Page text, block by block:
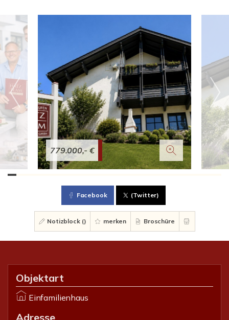
779.000,- €
Facebook (Twitter)
Notizblock () merken Broschüre
Objektart
Einfamilienhaus
Adresse